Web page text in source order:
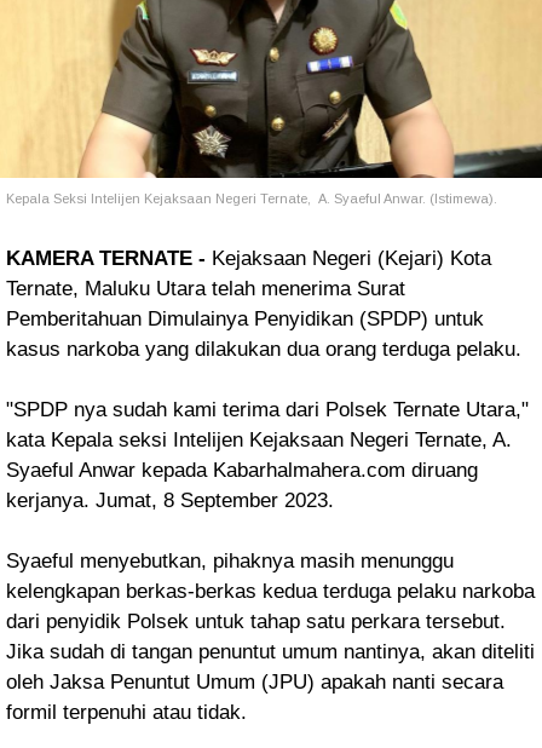
Kepala Seksi Intelijen Kejaksaan Negeri Ternate, A. Syaeful Anwar. (Istimewa).
KAMERA TERNATE - Kejaksaan Negeri (Kejari) Kota
Ternate, Maluku Utara telah menerima Surat
Pemberitahuan Dimulainya Penyidikan (SPDP) untuk
kasus narkoba yang dilakukan dua orang terduga pelaku.
"SPDP nya sudah kami terima dari Polsek Ternate Utara,"
kata Kepala seksi Intelijen Kejaksaan Negeri Ternate, A.
Syaeful Anwar kepada Kabarhalmahera.com diruang
kerjanya. Jumat, 8 September 2023.
Syaeful menyebutkan, pihaknya masih menunggu
kelengkapan berkas-berkas kedua terduga pelaku narkoba
dari penyidik Polsek untuk tahap satu perkara tersebut.
Jika sudah di tangan penuntut umum nantinya, akan diteliti
oleh Jaksa Penuntut Umum (JPU) apakah nanti secara
formil terpenuhi atau tidak.